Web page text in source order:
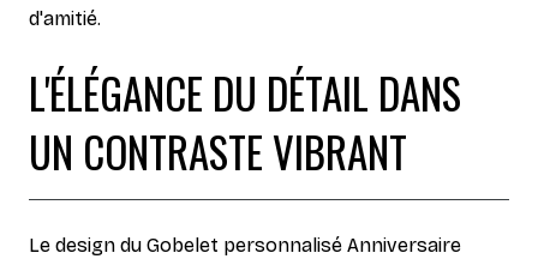
d'amitié.
L'ÉLÉGANCE DU DÉTAIL DANS
UN CONTRASTE VIBRANT
Le design du Gobelet personnalisé Anniversaire